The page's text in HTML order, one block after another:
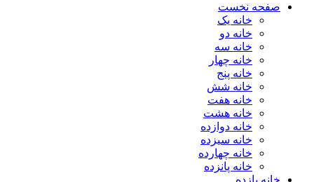
صفحه نخست
خانه یک
خانه دو
خانه سه
خانه چهار
خانه پنج
خانه شش
خانه هفت
خانه هشت
خانه دوازده
خانه سیزده
خانه چهارده
خانه پانزده